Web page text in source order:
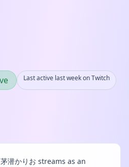
Last active last week on Twitch
潜かりお streams as an